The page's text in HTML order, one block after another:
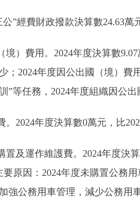
公”經費財政撥款決算數24.63
境）費用。2024年度決算數
；2024年度因公出國（境）費
”等任務，2024年度組織因公
。2024年度決算數0萬元，比
置及運作維護費。2024年度決
原因：2024年度未購置公務
強公務用車管理，減少公務用